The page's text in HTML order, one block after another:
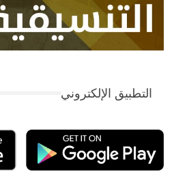
التطبيق الإلكتروني